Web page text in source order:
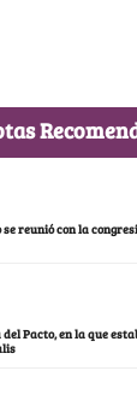
se reunió con la
Pacto, en la que